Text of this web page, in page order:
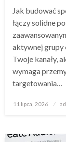
Jak budować
łączy solidne
aktywnej
Twoje kanały,
wymaga
targetowania…
Opublikowane
11 lipca, 2026